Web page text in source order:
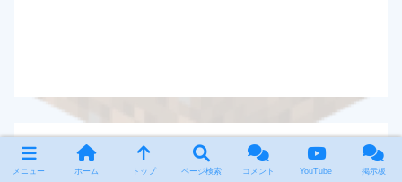
2026-08-08 18:25
メニュー ホーム トップ ページ検索 コメント YouTube 掲示板